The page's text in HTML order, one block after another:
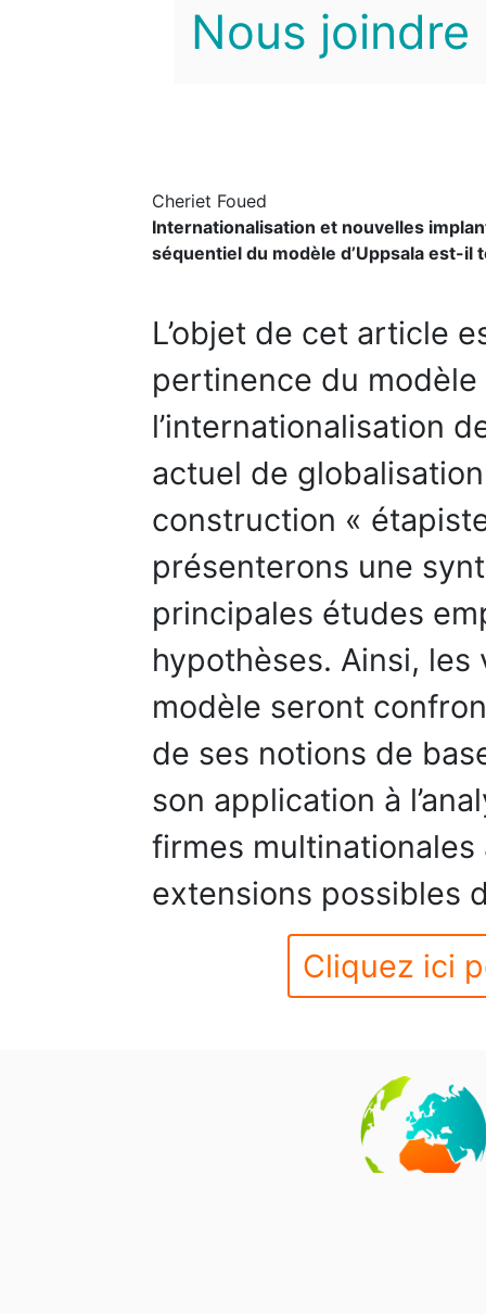
Nous joindre
Cheriet Foued
Internationalisation et nouvelles
séquentiel du modèle d’Uppsala est-il
L’objet de cet article
pertinence du modèle
l’internationalisation
actuel de
construction «
présenterons une
principales études
hypothèses. Ainsi,
modèle seront
de ses notions de
son application à
firmes
extensions possibles
Cliquez ici